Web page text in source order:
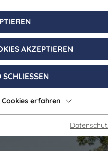
| Freibad
Jena
AKZEPTIEREN
erfahren